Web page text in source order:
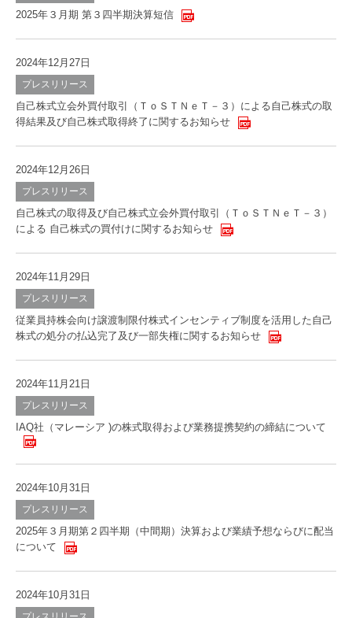
2025年３月期 第３四半期決算短信
2024年12月27日
プレスリリース
自己株式立会外買付取引（ＴｏＳＴＮｅＴ－３）による自己株式の取
得結果及び自己株式取得終了に関するお知らせ
2024年12月26日
プレスリリース
自己株式の取得及び自己株式立会外買付取引（ＴｏＳＴＮｅＴ－３）
による 自己株式の買付けに関するお知らせ
2024年11月29日
プレスリリース
従業員持株会向け譲渡制限付株式インセンティブ制度を活用した自己
株式の処分の払込完了及び一部失権に関するお知らせ
2024年11月21日
プレスリリース
IAQ社（マレーシア )の株式取得および業務提携契約の締結について
2024年10月31日
プレスリリース
2025年３月期第２四半期（中間期）決算および業績予想ならびに配当
について
2024年10月31日